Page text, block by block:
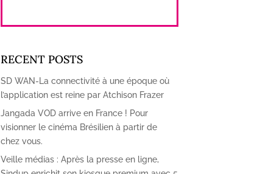
RECENT POSTS
SD WAN-La connectivité à une époque où
l’application est reine par Atchison Frazer
Jangada VOD arrive en France ! Pour
visionner le cinéma Brésilien à partir de
chez vous.
Veille médias : Après la presse en ligne,